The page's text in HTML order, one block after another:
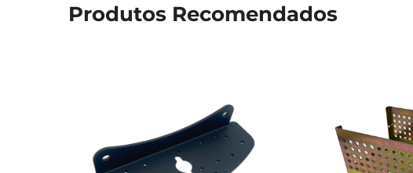
Produtos Recomendados